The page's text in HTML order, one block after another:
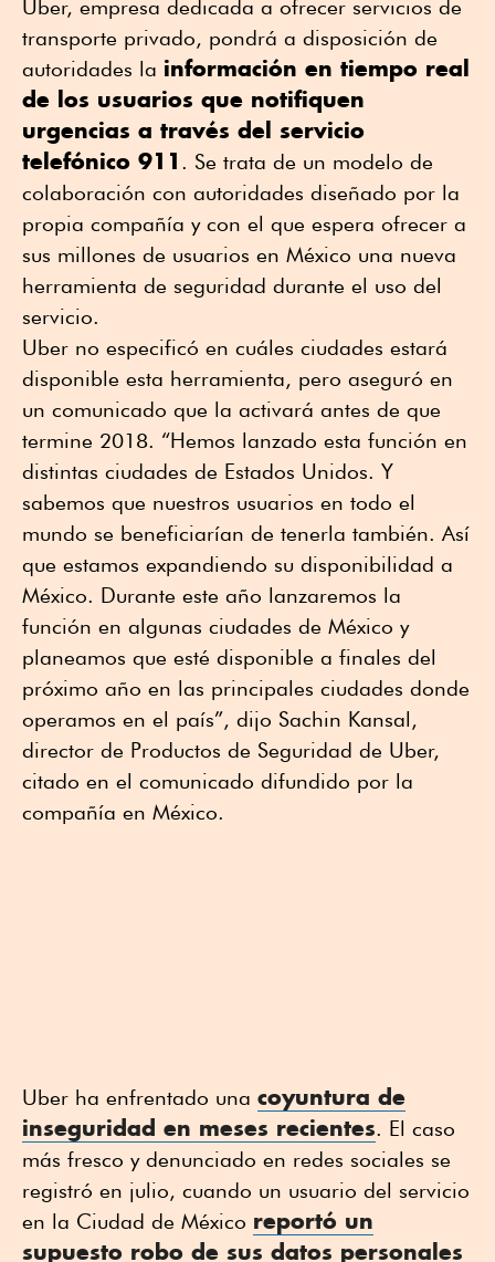
Uber, empresa dedicada a ofrecer servicios de
transporte privado, pondrá a disposición de
autoridades la información en tiempo real
de los usuarios que notifiquen
urgencias a través del servicio
telefónico 911 . Se trata de un modelo de
colaboración con autoridades diseñado por la
propia compañía y con el que espera ofrecer a
sus millones de usuarios en México una nueva
herramienta de seguridad durante el uso del
servicio.
Uber no especificó en cuáles ciudades estará
disponible esta herramienta, pero aseguró en
un comunicado que la activará antes de que
termine 2018. “Hemos lanzado esta función en
distintas ciudades de Estados Unidos. Y
sabemos que nuestros usuarios en todo el
mundo se beneficiarían de tenerla también. Así
que estamos expandiendo su disponibilidad a
México. Durante este año lanzaremos la
función en algunas ciudades de México y
planeamos que esté disponible a finales del
próximo año en las principales ciudades donde
operamos en el país”, dijo Sachin Kansal,
director de Productos de Seguridad de Uber,
citado en el comunicado difundido por la
compañía en México.
Uber ha enfrentado una coyuntura de
inseguridad en meses recientes. El caso
más fresco y denunciado en redes sociales se
registró en julio, cuando un usuario del servicio
en la Ciudad de México reportó un
supuesto robo de sus datos personales